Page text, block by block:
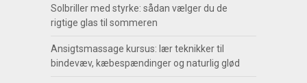
Solbriller med styrke: sådan vælger du de
rigtige glas til sommeren
Ansigtsmassage kursus: lær teknikker til
bindevæv, kæbespændinger og naturlig glød